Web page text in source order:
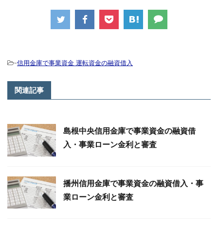
-信用金庫で事業資金 運転資金の融資借入
関連記事
島根中央信用金庫で事業資金の融資借
入・事業ローン金利と審査
播州信用金庫で事業資金の融資借入・事
業ローン金利と審査